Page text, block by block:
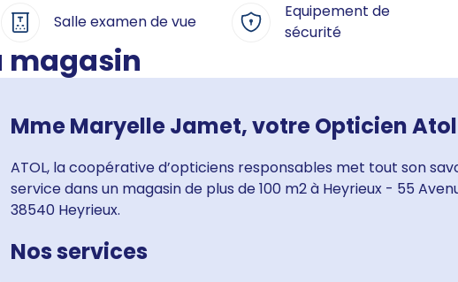
Salle examen de vue
Equipement de
sécurité
magasin
Mme Maryelle Jamet, votre Opticien
ATOL, la coopérative d’opticiens responsables met tout son
service dans un magasin de plus de 100 m2 à Heyrieux - 55
38540 Heyrieux.
Nos services